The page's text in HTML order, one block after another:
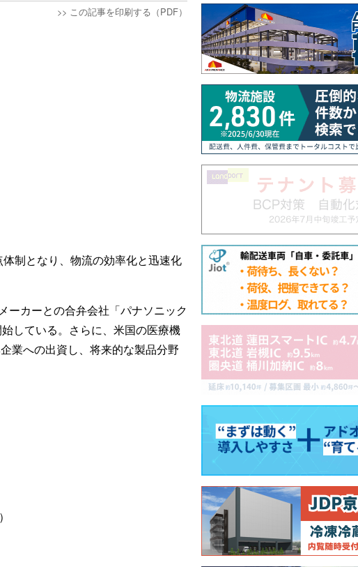
>> この記事を印刷する（PDF）
制となり、物流の効率化と迅速化
ーカーとの合弁会社「パナソニック
している。さらに、米国の医療機
業への出資し、将来的な製品分野